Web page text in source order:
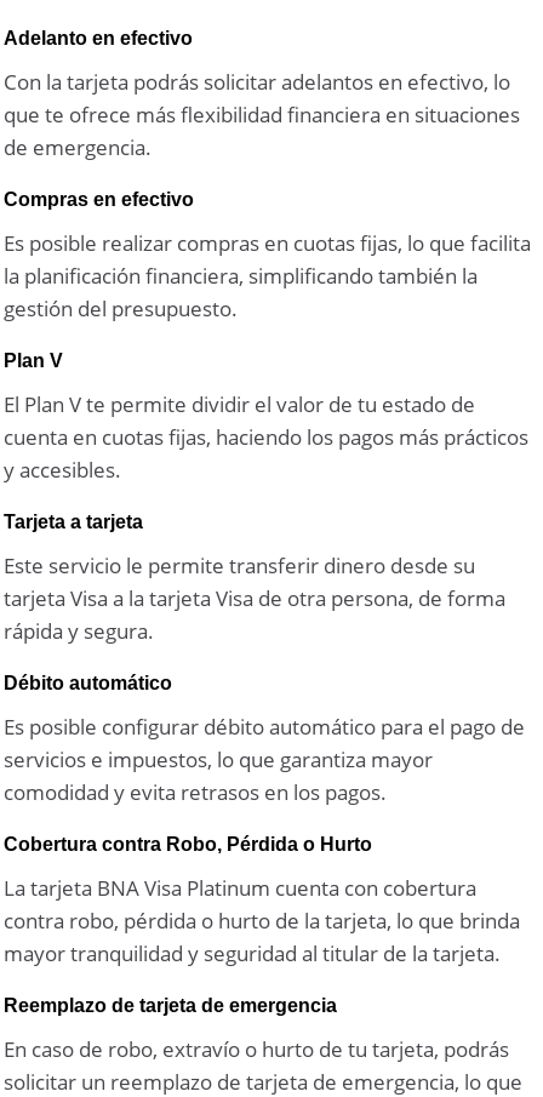
Adelanto en efectivo
Con la tarjeta podrás solicitar adelantos en efectivo, lo
que te ofrece más flexibilidad financiera en situaciones
de emergencia.
Compras en efectivo
Es posible realizar compras en cuotas fijas, lo que facilita
la planificación financiera, simplificando también la
gestión del presupuesto.
Plan V
El Plan V te permite dividir el valor de tu estado de
cuenta en cuotas fijas, haciendo los pagos más prácticos
y accesibles.
Tarjeta a tarjeta
Este servicio le permite transferir dinero desde su
tarjeta Visa a la tarjeta Visa de otra persona, de forma
rápida y segura.
Débito automático
Es posible configurar débito automático para el pago de
servicios e impuestos, lo que garantiza mayor
comodidad y evita retrasos en los pagos.
Cobertura contra Robo, Pérdida o Hurto
La tarjeta BNA Visa Platinum cuenta con cobertura
contra robo, pérdida o hurto de la tarjeta, lo que brinda
mayor tranquilidad y seguridad al titular de la tarjeta.
Reemplazo de tarjeta de emergencia
En caso de robo, extravío o hurto de tu tarjeta, podrás
solicitar un reemplazo de tarjeta de emergencia, lo que